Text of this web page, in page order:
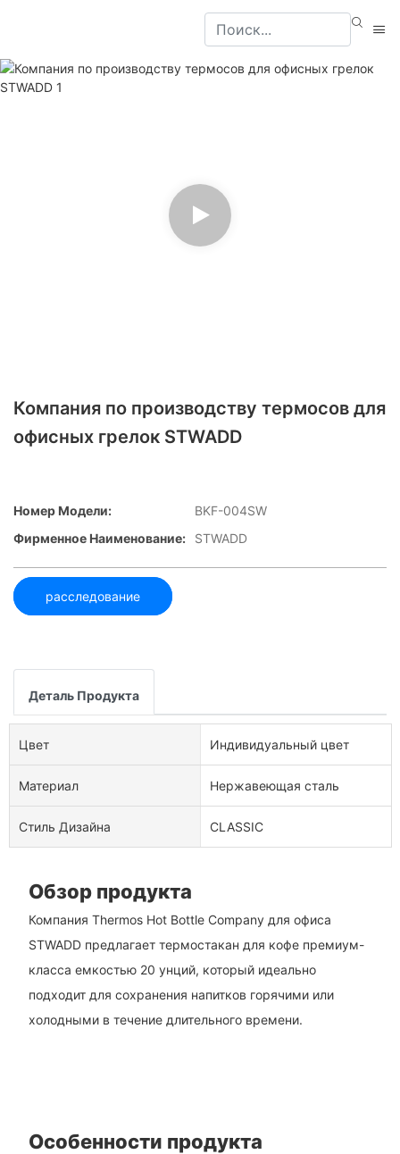
Компания по производству термосов для
офисных грелок STWADD
Номер Модели:
BKF-004SW
Фирменное Наименование:
STWADD
расследование
Деталь Продукта
Цвет Индивидуальный цвет
Материал Нержавеющая сталь
Стиль Дизайна CLASSIC
Обзор продукта
Компания Thermos Hot Bottle Company для офиса
STWADD предлагает термостакан для кофе премиум-
класса емкостью 20 унций, который идеально
подходит для сохранения напитков горячими или
холодными в течение длительного времени.
Особенности продукта